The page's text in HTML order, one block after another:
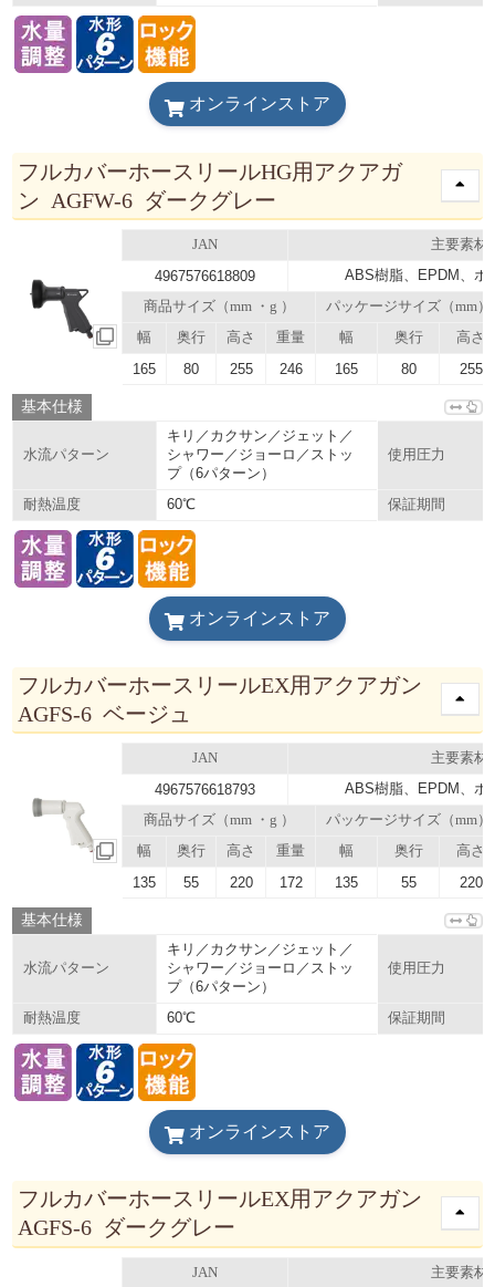
オンラインストア
フルカバーホースリールHG用アクアガ
ン AGFW-6 ダークグレー
JAN 主要素材
4967576618809 ABS樹脂、EPDM、ポ
商品サイズ（mm ・g ）
パッケージサイズ（mm）
幅
奥行 高さ 重量 幅 奥行 高さ
165 80 255 246 165 80 255
基本仕様
水流パターン
キリ／カクサン／ジェット／
シャワー／ジョーロ／ストッ
プ（6パターン）
使用圧力
耐熱温度 60℃ 保証期間
オンラインストア
フルカバーホースリールEX用アクアガン
AGFS-6 ベージュ
JAN 主要素材
4967576618793 ABS樹脂、EPDM、ポ
商品サイズ（mm ・g ）
パッケージサイズ（mm）
幅
奥行 高さ 重量 幅 奥行 高さ
135 55 220 172 135 55 220
基本仕様
水流パターン
キリ／カクサン／ジェット／
シャワー／ジョーロ／ストッ
プ（6パターン）
使用圧力
耐熱温度 60℃ 保証期間
オンラインストア
フルカバーホースリールEX用アクアガン
AGFS-6 ダークグレー
JAN 主要素材